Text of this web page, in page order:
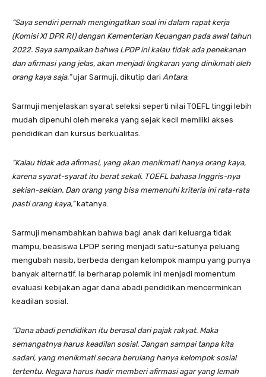
“Saya sendiri pernah mengingatkan soal ini dalam rapat kerja
(Komisi XI DPR RI) dengan Kementerian Keuangan pada awal tahun
2022. Saya sampaikan bahwa LPDP ini kalau tidak ada penekanan
dan afirmasi yang jelas, akan menjadi lingkaran yang dinikmati oleh
orang kaya saja,”ujar Sarmuji, dikutip dari Antara.
Sarmuji menjelaskan syarat seleksi seperti nilai TOEFL tinggi lebih
mudah dipenuhi oleh mereka yang sejak kecil memiliki akses
pendidikan dan kursus berkualitas.
“Kalau tidak ada afirmasi, yang akan menikmati hanya orang kaya,
karena syarat-syarat itu berat sekali. TOEFL bahasa Inggris-nya
sekian-sekian. Dan orang yang bisa memenuhi kriteria ini rata-rata
pasti orang kaya,”katanya.
Sarmuji menambahkan bahwa bagi anak dari keluarga tidak
mampu, beasiswa LPDP sering menjadi satu-satunya peluang
mengubah nasib, berbeda dengan kelompok mampu yang punya
banyak alternatif. Ia berharap polemik ini menjadi momentum
evaluasi kebijakan agar dana abadi pendidikan mencerminkan
keadilan sosial.
“Dana abadi pendidikan itu berasal dari pajak rakyat. Maka
semangatnya harus keadilan sosial. Jangan sampai tanpa kita
sadari, yang menikmati secara berulang hanya kelompok sosial
tertentu. Negara harus hadir memberi afirmasi agar yang lemah